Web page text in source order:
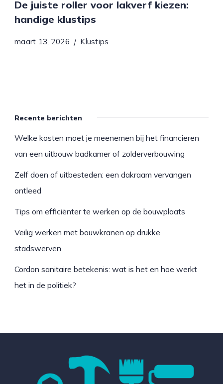
De juiste roller voor lakverf kiezen:
handige klustips
maart 13, 2026 Klustips
Recente berichten
Welke kosten moet je meenemen bij het financieren
van een uitbouw badkamer of zolderverbouwing
Zelf doen of uitbesteden: een dakraam vervangen
ontleed
Tips om efficiënter te werken op de bouwplaats
Veilig werken met bouwkranen op drukke
stadswerven
Cordon sanitaire betekenis: wat is het en hoe werkt
het in de politiek?